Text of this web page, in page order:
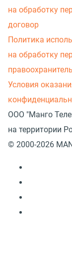
на обработку
договор
Политика
на обработку
Условия
ООО "Манго
на территории
© 2000-2026